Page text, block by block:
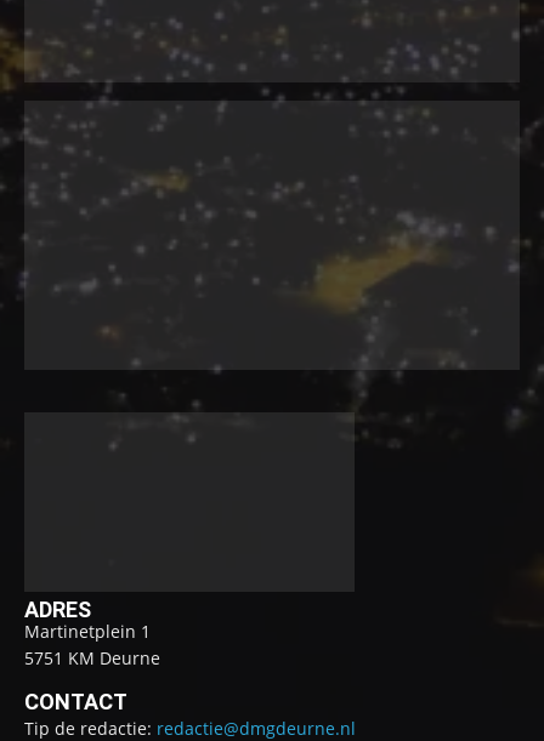
ADRES
Martinetplein 1
5751 KM Deurne
CONTACT
Tip de redactie: redactie@dmgdeurne.nl